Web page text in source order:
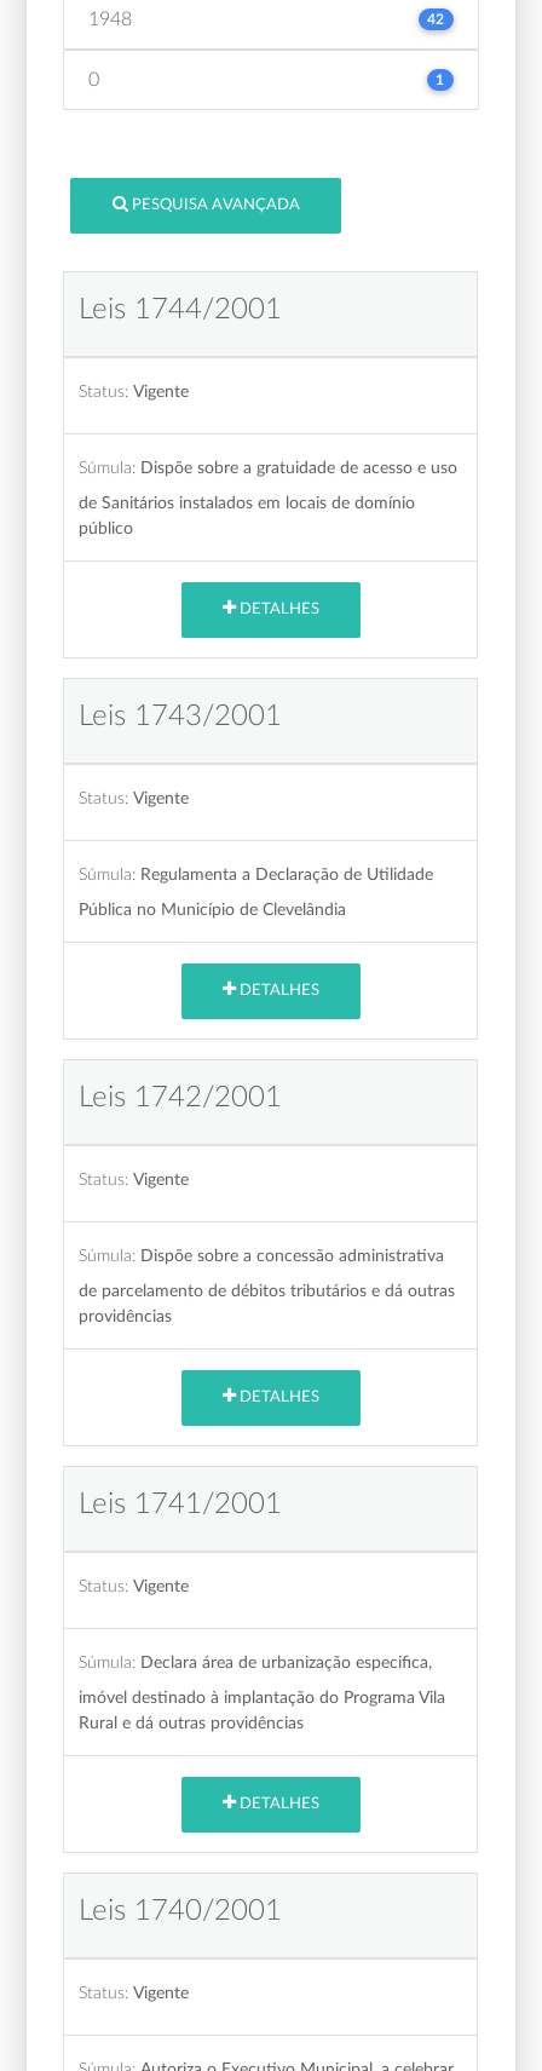
1948 42
0 1
PESQUISA AVANÇADA
Leis 1744/2001
Status: Vigente
Súmula: Dispõe sobre a gratuidade de acesso e uso
de Sanitários instalados em locais de domínio
público
DETALHES
Leis 1743/2001
Status: Vigente
Súmula: Regulamenta a Declaração de Utilidade
Pública no Município de Clevelândia
DETALHES
Leis 1742/2001
Status: Vigente
Súmula: Dispõe sobre a concessão administrativa
de parcelamento de débitos tributários e dá outras
providências
DETALHES
Leis 1741/2001
Status: Vigente
Súmula: Declara área de urbanização especifica,
imóvel destinado à implantação do Programa Vila
Rural e dá outras providências
DETALHES
Leis 1740/2001
Status: Vigente